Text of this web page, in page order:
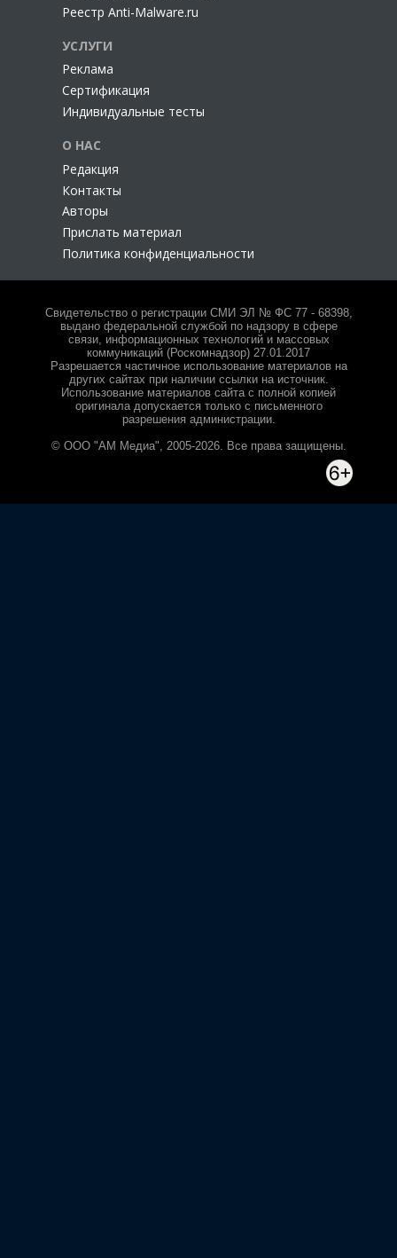
Реестр Anti-Malware.ru
УСЛУГИ
Реклама
Сертификация
Индивидуальные тесты
О НАС
Редакция
Контакты
Авторы
Прислать материал
Политика конфиденциальности
Свидетельство о регистрации СМИ ЭЛ № ФС 77 - 68398,
выдано федеральной службой по надзору в сфере
связи, информационных технологий и массовых
коммуникаций (Роскомнадзор) 27.01.2017
Разрешается частичное использование материалов на
других сайтах при наличии ссылки на источник.
Использование материалов сайта с полной копией
оригинала допускается только с письменного
разрешения администрации.
© ООО "АМ Медиа", 2005-2026. Все права защищены.